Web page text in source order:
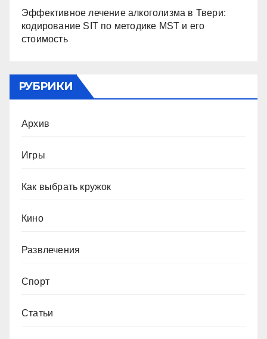
Эффективное лечение алкоголизма в Твери:
кодирование SIT по методике MST и его
стоимость
РУБРИКИ
Архив
Игры
Как выбрать кружок
Кино
Развлечения
Спорт
Статьи